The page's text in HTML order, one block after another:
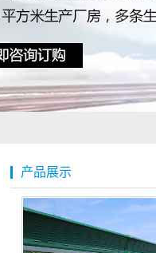
产品展示